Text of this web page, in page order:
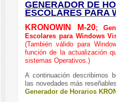
GENERADOR DE
ESCOLARES PARA
KRONOWIN M-20;
Escolares para Windows
(También válido para
función de la actualización
sistemas Operativos.)
A continuación describimos
las novedades más
Generador de Horarios